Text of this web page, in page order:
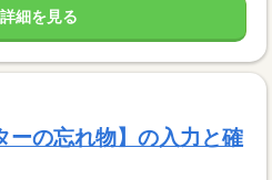
細を見る
ーの忘れ物】の入力と確